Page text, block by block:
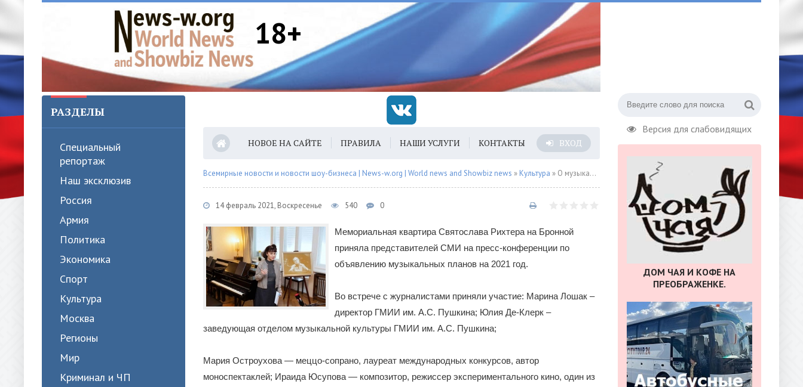
18+
Версия для слабовидящих
РАЗДЕЛЫ
Специальный
репортаж
Наш эксклюзив
Россия
Армия
Политика
Экономика
Спорт
Культура
Москва
Регионы
Мир
Криминал и ЧП
НОВОЕ НА САЙТЕ ПРАВИЛА НАШИ УСЛУГИ КОНТАКТЫ ВХОД
Всемирные новости и новости шоу-бизнеса | News-w.org | World news and Showbiz news » Культура » О музыкальных планах
14 февраль 2021, Воскресенье 540 0
Мемориальная квартира Святослава Рихтера на Бронной
приняла представителей СМИ на пресс-конференции по
объявлению музыкальных планов на 2021 год.
Во встрече с журналистами приняли участие: Марина Лошак –
директор ГМИИ им. А.С. Пушкина; Юлия Де-Клерк –
заведующая отделом музыкальной культуры ГМИИ им. А.С. Пушкина;
Мария Остроухова — меццо-сопрано, лауреат международных конкурсов, автор
моноспектаклей; Ираида Юсупова — композитор, режиссер экспериментального кино, один из
ДОМ ЧАЯ И КОФЕ НА
ПРЕОБРАЖЕНКЕ.